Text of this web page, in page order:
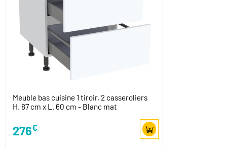
Meuble bas cuisine 1 tiroir, 2 casseroliers
H. 87 cm x L. 60 cm - Blanc mat
276€